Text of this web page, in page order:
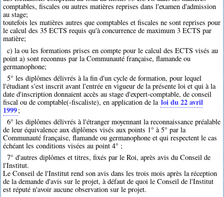
comptables, fiscales ou autres matières reprises dans l'examen d'admission
au stage;
toutefois les matières autres que comptables et fiscales ne sont reprises pour
le calcul des 35 ECTS requis qu'à concurrence de maximum 3 ECTS par
matière;
c) la ou les formations prises en compte pour le calcul des ECTS visés au
point a) sont reconnus par la Communauté française, flamande ou
germanophone;
5° les diplômes délivrés à la fin d'un cycle de formation, pour lequel
l'étudiant s'est inscrit avant l'entrée en vigueur de la présente loi et qui à la
date d'inscription donnaient accès au stage d'expert-comptable, de conseil
fiscal ou de comptable(-fiscaliste), en application de la loi du 22 avril
1999;
6° les diplômes délivrés à l'étranger moyennant la reconnaissance préalable
de leur équivalence aux diplômes visés aux points 1° à 5° par la
Communauté française, flamande ou germanophone et qui respectent le cas
échéant les conditions visées au point 4° ;
7° d'autres diplômes et titres, fixés par le Roi, après avis du Conseil de
l'Institut.
Le Conseil de l'Institut rend son avis dans les trois mois après la réception
de la demande d'avis sur le projet, à défaut de quoi le Conseil de l'Institut
est réputé n'avoir aucune observation sur le projet.